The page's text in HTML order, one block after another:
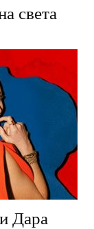
света
Дара